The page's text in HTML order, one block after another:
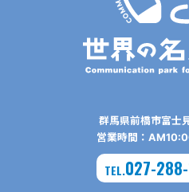
群⾺県前橋市富⼠
営業時間：
TEL.027-